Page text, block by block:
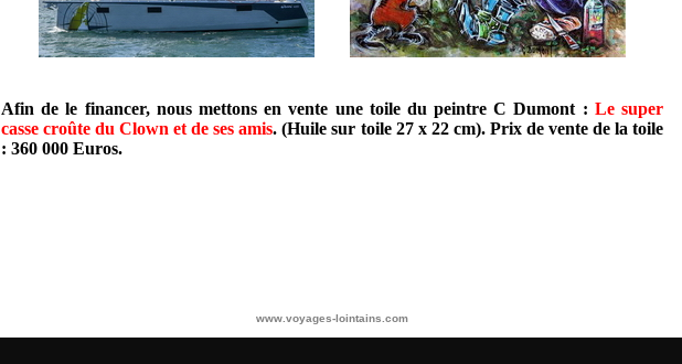
Afin de le financer, nous mettons en vente une toile du peintre C Dumont : Le super
casse croûte du Clown et de ses amis. (Huile sur toile 27 x 22 cm). Prix de vente de la toile
: 360 000 Euros.
www.voyages-lointains.com